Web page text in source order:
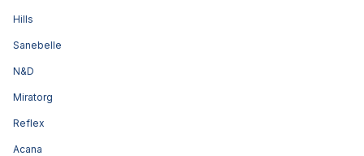
Hills
Sanebelle
N&D
Miratorg
Reflex
Acana